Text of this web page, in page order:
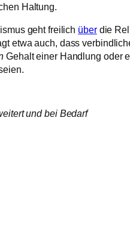
Haltung.
geht freilich überdie
etwa auch, dass
Gehalt einer Handlung oder
und bei Bedarf